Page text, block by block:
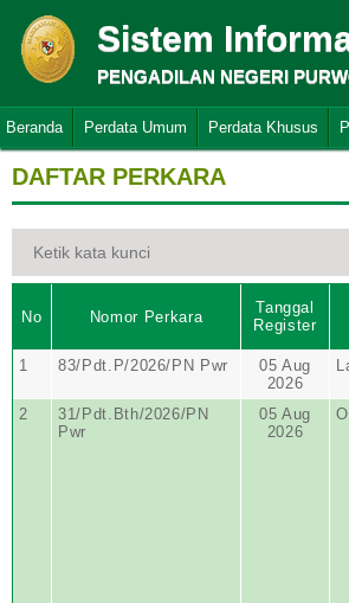
Sistem
PENGADILAN NEGERI
Beranda Perdata Umum Perdata Khusus
DAFTAR PERKARA
No Nomor Perkara
Tanggal
Register
1 83/Pdt.P/2026/PN Pwr
05 Aug
2026
2
31/Pdt.Bth/2026/PN
Pwr
05 Aug
2026